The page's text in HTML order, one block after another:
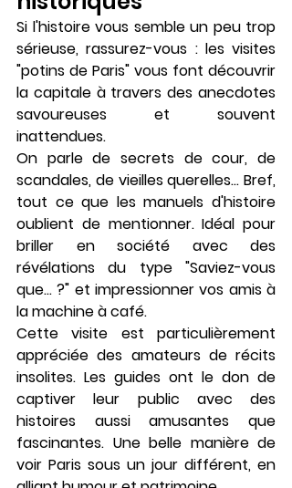
Si l'histoire vous semble un peu trop
sérieuse, rassurez-vous : les visites
"potins de Paris" vous font découvrir
la capitale à travers des anecdotes
savoureuses et souvent
inattendues.
On parle de secrets de cour, de
scandales, de vieilles querelles... Bref,
tout ce que les manuels d'histoire
oublient de mentionner. Idéal pour
briller en société avec des
révélations du type "Saviez-vous
que... ?" et impressionner vos amis à
la machine à café.
Cette visite est particulièrement
appréciée des amateurs de récits
insolites. Les guides ont le don de
captiver leur public avec des
histoires aussi amusantes que
fascinantes. Une belle manière de
voir Paris sous un jour différent, en